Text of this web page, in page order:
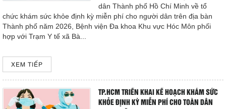
dân Thành phố Hồ Chí Minh về tổ
chức khám sức khỏe định kỳ miễn phí cho người dân trên địa bàn
Thành phố năm 2026, Bệnh viện Đa khoa Khu vực Hóc Môn phối
hợp với Trạm Y tế xã Bà...
XEM TIẾP
TP.HCM TRIỂN KHAI KẾ HOẠCH KHÁM SỨC
KHỎE ĐỊNH KỲ MIỄN PHÍ CHO TOÀN DÂN